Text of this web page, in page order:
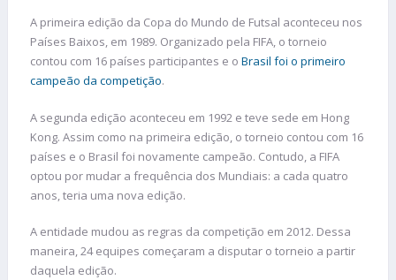
A primeira edição da Copa do Mundo de Futsal aconteceu nos
Países Baixos, em 1989. Organizado pela FIFA, o torneio
contou com 16 países participantes e o Brasil foi o primeiro
campeão da competição.
A segunda edição aconteceu em 1992 e teve sede em Hong
Kong. Assim como na primeira edição, o torneio contou com 16
países e o Brasil foi novamente campeão. Contudo, a FIFA
optou por mudar a frequência dos Mundiais: a cada quatro
anos, teria uma nova edição.
A entidade mudou as regras da competição em 2012. Dessa
maneira, 24 equipes começaram a disputar o torneio a partir
daquela edição.